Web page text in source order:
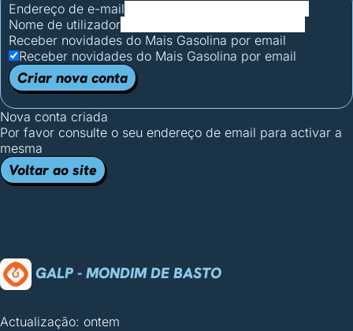
Endereço de e-mail
Nome de utilizador
Receber novidades do Mais Gasolina por email
Receber novidades do Mais Gasolina por email
Criar nova conta
Nova conta criada
Por favor consulte o seu endereço de email para activar a
mesma
Voltar ao site
GALP - MONDIM DE BASTO
Actualização: ontem